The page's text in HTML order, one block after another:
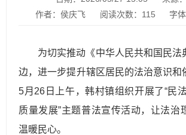
作者：侯庆飞
阅读次数： 115 字
为切实推动《中华人民共和国民法
边，进一步提升辖区居民的法治意识和
5月26日上午，韩村镇组织开展了“民
质量发展”主题普法宣传活动，让法治
温暖民心。